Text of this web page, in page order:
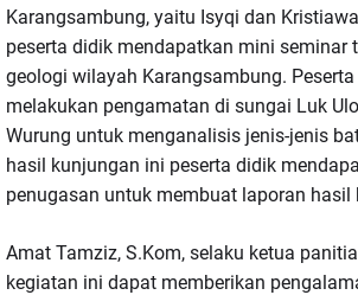
Karangsambung, yaitu Isyqi dan
peserta didik mendapatkan mini seminar
geologi wilayah Karangsambung.
melakukan pengamatan di sungai Luk
Wurung untuk menganalisis jenis-jenis
hasil kunjungan ini peserta didik
penugasan untuk membuat laporan hasil
Amat Tamziz, S.Kom, selaku ketua
kegiatan ini dapat memberikan